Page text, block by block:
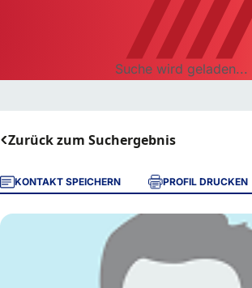
Suche wird geladen...
Zurück zum Suchergebnis
KONTAKT SPEICHERN PROFIL DRUCKEN